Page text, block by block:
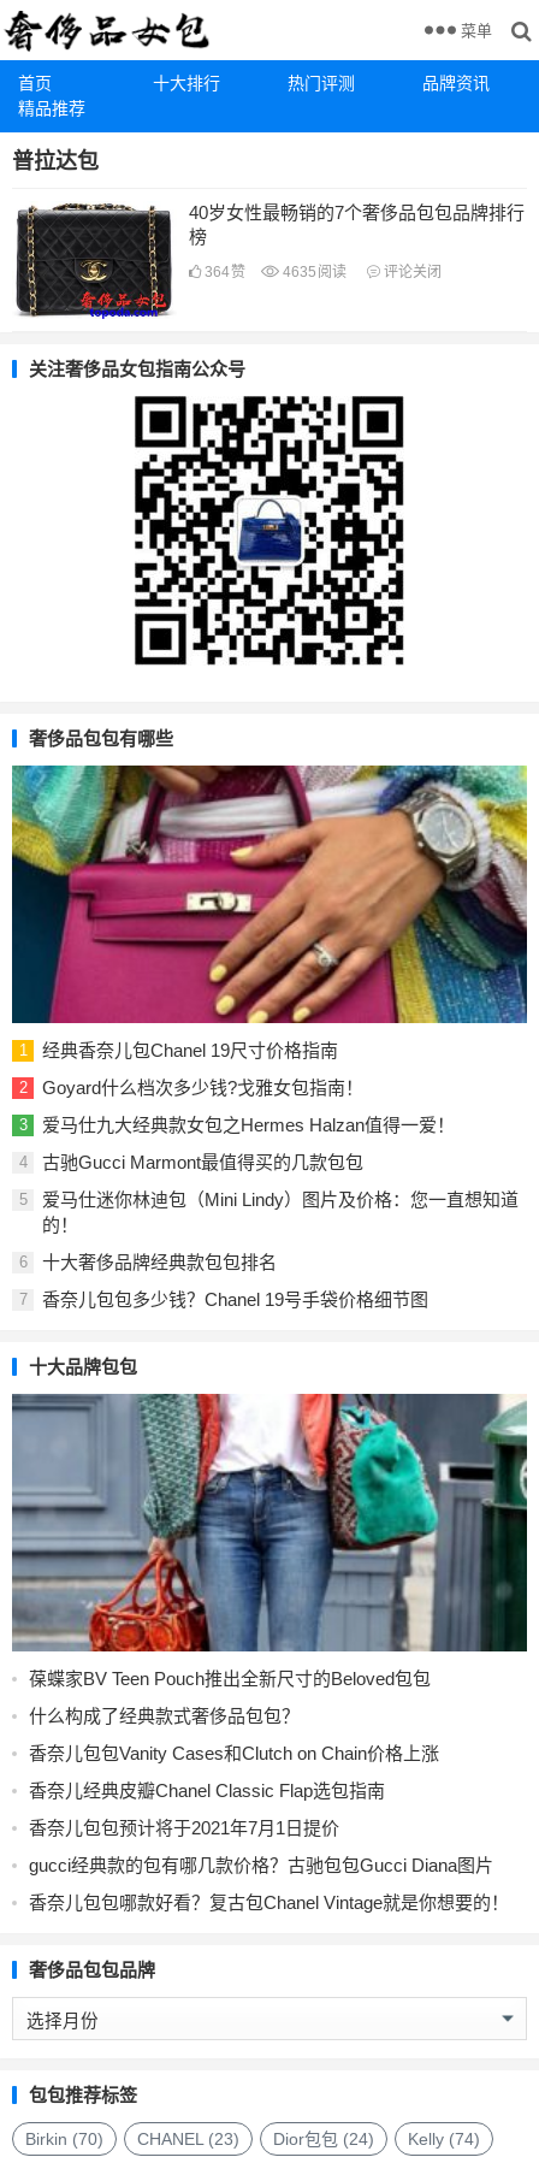
首页 十大排行 热门评测
品牌资讯
精品推荐
菜单
普拉达包
40岁女性最畅销的7个奢侈品包包品牌排行
榜
364赞 4635 阅读 评论关闭
关注奢侈品女包指南公众号
奢侈品包包有哪些
1 经典香奈儿包Chanel 19尺寸价格指南
2 Goyard什么档次多少钱?戈雅女包指南！
3 爱马仕九大经典款女包之Hermes Halzan值得一爱！
4 古驰Gucci Marmont最值得买的几款包包
5
爱马仕迷你林迪包（Mini Lindy）图片及价格：您一直想知道
的！
6 十大奢侈品牌经典款包包排名
7 香奈儿包包多少钱？Chanel 19号手袋价格细节图
十大品牌包包
葆蝶家BV Teen Pouch推出全新尺寸的Beloved包包
什么构成了经典款式奢侈品包包？
香奈儿包包Vanity Cases和Clutch on Chain价格上涨
香奈儿经典皮瓣Chanel Classic Flap选包指南
香奈儿包包预计将于2021年7月1日提价
gucci经典款的包有哪几款价格？古驰包包Gucci Diana图片
香奈儿包包哪款好看？复古包Chanel Vintage就是你想要的！
奢侈品包包品牌
奢
侈
包
包
品
包包推荐标签
Birkin (70) CHANEL(23) Dior包包 (24) Kelly (74)